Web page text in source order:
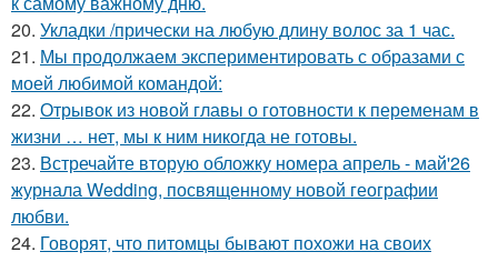
20. Укладки /прически на любую длину волос за 1 час.
21. Мы продолжаем экспериментировать с образами с
моей любимой командой:
22. Отрывок из новой главы о готовности к переменам в
жизни … нет, мы к ним никогда не готовы.
23. Встречайте вторую обложку номера апрель - май'26
журнала Wedding, посвященному новой географии
любви.
24. Говорят, что питомцы бывают похожи на своих